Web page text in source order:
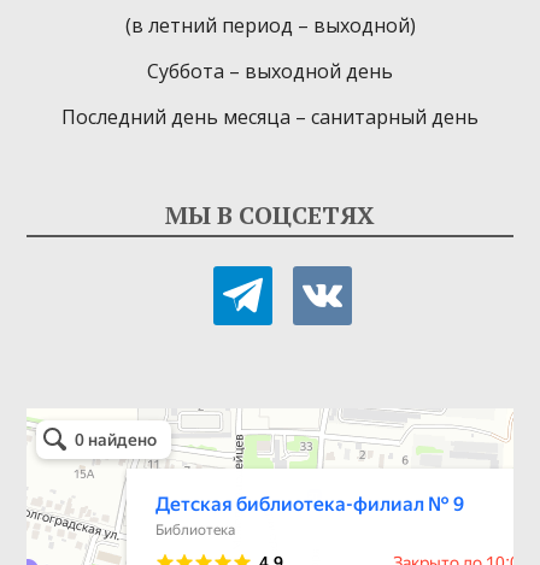
(в летний период – выходной)
Суббота – выходной день
Последний день месяца – санитарный день
МЫ В СОЦСЕТЯХ
telegramvkontakte
Детская библиотека-филиал № 9
Библиотека в Севастополе